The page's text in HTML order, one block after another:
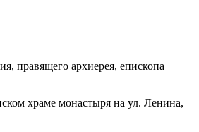
правящего архиерея, епископа
храме монастыря на ул. Ленина,